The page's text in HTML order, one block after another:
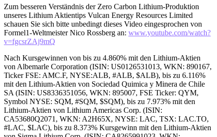
Zum besseren Verständnis der Zero Carbon Lithium-Produktion
unseres Lithium Aktientips Vulcan Energy Resources Limited
schauen Sie sich bitte unbedingt dieses Video eingesprochen von
Formel1-Weltmeister Nico Rossberg an: www.youtube.com/watch?
v=fgcsrZAj9mQ
Nach Kursgewinnen von bis zu 4.860% mit den Lithium-Aktien
von Albemarle Corporation (ISIN: US0126531013, WKN: 890167,
Ticker FSE: AMC.F, NYSE:ALB, #ALB, $ALB), bis zu 6.116%
mit den Lithium-Aktien von Sociedad Quimica y Minera de Chile
SA (ISIN: US8336351056, WKN: 895007, FSE Ticker: QYM,
Symbol NYSE: SQM, #SQM, $SQM), bis zu 7.973% mit den
Lithium-Aktien von Lithium Americas Corp. (ISIN:
CA53680Q2071, WKN: A2H65X, NYSE: LAC, TSX: LAC.TO,
#LAC, $LAC), bis zu 8.373% Kursgewinn mit den Lithium-Aktien